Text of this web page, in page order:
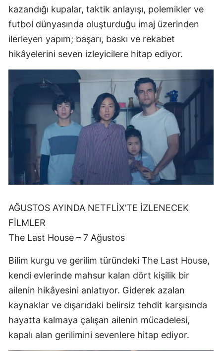
kazandığı kupalar, taktik anlayışı, polemikler ve
futbol dünyasında oluşturduğu imaj üzerinden
ilerleyen yapım; başarı, baskı ve rekabet
hikâyelerini seven izleyicilere hitap ediyor.
AĞUSTOS AYINDA NETFLİX’TE İZLENECEK
FİLMLER
The Last House – 7 Ağustos
Bilim kurgu ve gerilim türündeki The Last House,
kendi evlerinde mahsur kalan dört kişilik bir
ailenin hikâyesini anlatıyor. Giderek azalan
kaynaklar ve dışarıdaki belirsiz tehdit karşısında
hayatta kalmaya çalışan ailenin mücadelesi,
kapalı alan gerilimini sevenlere hitap ediyor.